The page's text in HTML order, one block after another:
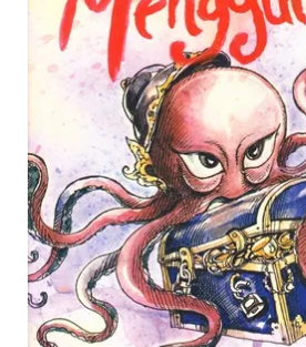
Alamat
Rekening
Reseller